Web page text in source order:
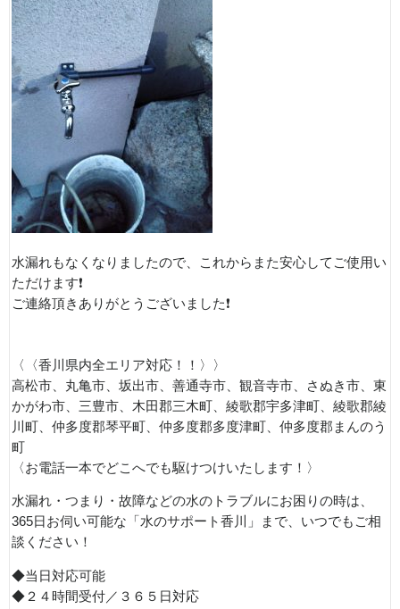
水漏れもなくなりましたので、これからまた安心してご使用い
ただけます❗
ご連絡頂きありがとうございました❗
〈〈香川県内全エリア対応！！〉〉
高松市、丸亀市、坂出市、善通寺市、観音寺市、さぬき市、東
かがわ市、三豊市、木田郡三木町、綾歌郡宇多津町、綾歌郡綾
川町、仲多度郡琴平町、仲多度郡多度津町、仲多度郡まんのう
町
〈お電話一本でどこへでも駆けつけいたします！〉
水漏れ・つまり・故障などの水のトラブルにお困りの時は、
365日お伺い可能な「水のサポート香川」まで、いつでもご相
談ください！
◆当日対応可能
◆２４時間受付／３６５日対応